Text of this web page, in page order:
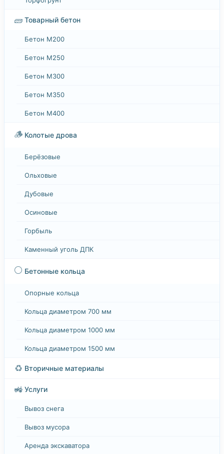
🧱 Товарный бетон
Бетон М200
Бетон М250
Бетон М300
Бетон М350
Бетон М400
🪵 Колотые дрова
Берёзовые
Ольховые
Дубовые
Осиновые
Горбыль
Каменный уголь ДПК
⚪ Бетонные кольца
Опорные кольца
Кольца диаметром 700 мм
Кольца диаметром 1000 мм
Кольца диаметром 1500 мм
♻️ Вторичные материалы
🚜 Услуги
Вывоз снега
Вывоз мусора
Аренда экскаватора